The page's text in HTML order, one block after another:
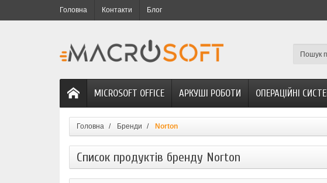
Головна Контакти Блог
MICROSOFT OFFICE АРКУШІ РОБОТИ ОПЕРАЦІЙНІ
Головна Бренди Norton
Список продуктів бренду Norton